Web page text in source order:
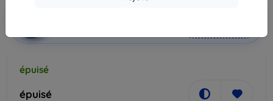
épuisé
épuisé